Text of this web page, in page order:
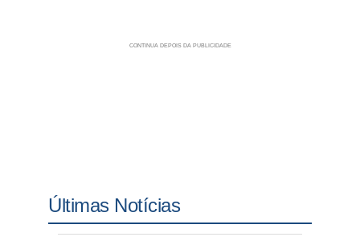
Últimas Notícias